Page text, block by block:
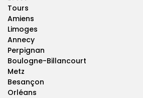
Tours
Amiens
Limoges
Annecy
Perpignan
Boulogne-Billancourt
Metz
Besançon
Orléans